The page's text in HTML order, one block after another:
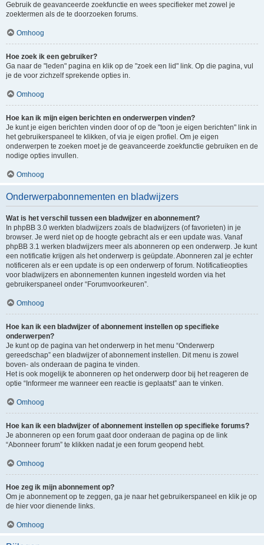
Gebruik de geavanceerde zoekfunctie en wees specifieker met zowel je
zoektermen als de te doorzoeken forums.
Omhoog
Hoe zoek ik een gebruiker?
Ga naar de "leden" pagina en klik op de "zoek een lid" link. Op die pagina, vul
je de voor zichzelf sprekende opties in.
Omhoog
Hoe kan ik mijn eigen berichten en onderwerpen vinden?
Je kunt je eigen berichten vinden door of op de "toon je eigen berichten" link in
het gebruikerspaneel te klikken, of via je eigen profiel. Om je eigen
onderwerpen te zoeken moet je de geavanceerde zoekfunctie gebruiken en de
nodige opties invullen.
Omhoog
Onderwerpabonnementen en bladwijzers
Wat is het verschil tussen een bladwijzer en abonnement?
In phpBB 3.0 werkten bladwijzers zoals de bladwijzers (of favorieten) in je
browser. Je werd niet op de hoogte gebracht als er een update was. Vanaf
phpBB 3.1 werken bladwijzers meer als abonneren op een onderwerp. Je kunt
een notificatie krijgen als het onderwerp is geüpdate. Abonneren zal je echter
notificeren als er een update is op een onderwerp of forum. Notificatieopties
voor bladwijzers en abonnementen kunnen ingesteld worden via het
gebruikerspaneel onder “Forumvoorkeuren”.
Omhoog
Hoe kan ik een bladwijzer of abonnement instellen op specifieke
onderwerpen?
Je kunt op de pagina van het onderwerp in het menu “Onderwerp
gereedschap” een bladwijzer of abonnement instellen. Dit menu is zowel
boven- als onderaan de pagina te vinden.
Het is ook mogelijk te abonneren op het onderwerp door bij het reageren de
optie “Informeer me wanneer een reactie is geplaatst” aan te vinken.
Omhoog
Hoe kan ik een bladwijzer of abonnement instellen op specifieke forums?
Je abonneren op een forum gaat door onderaan de pagina op de link
“Abonneer forum” te klikken nadat je een forum geopend hebt.
Omhoog
Hoe zeg ik mijn abonnement op?
Om je abonnement op te zeggen, ga je naar het gebruikerspaneel en klik je op
de hier voor dienende links.
Omhoog